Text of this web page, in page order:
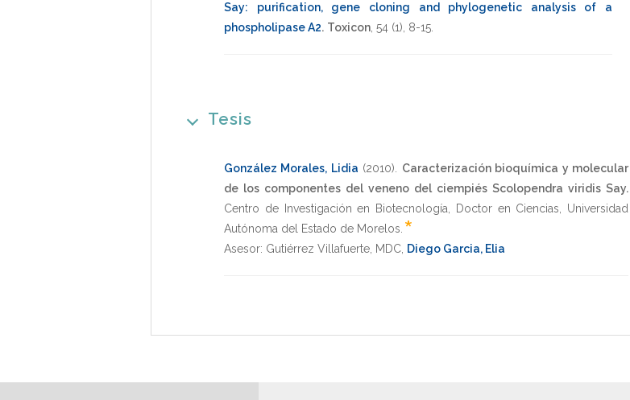
Say: purification, gene cloning and phylogenetic analysis of a
phospholipase A2. Toxicon 54 (1), 8-15
Tesis
González Morales, Lidia (2010)
Caracterización bioquímica y molecular
de los componentes del veneno del ciempiés Scolopendra viridis Say.
Centro de Investigación en Biotecnología
Doctor en Ciencias
Universidad
Autónoma del Estado de Morelos *
Asesor: Gutiérrez Villafuerte, MDC Diego Garcia, Elia